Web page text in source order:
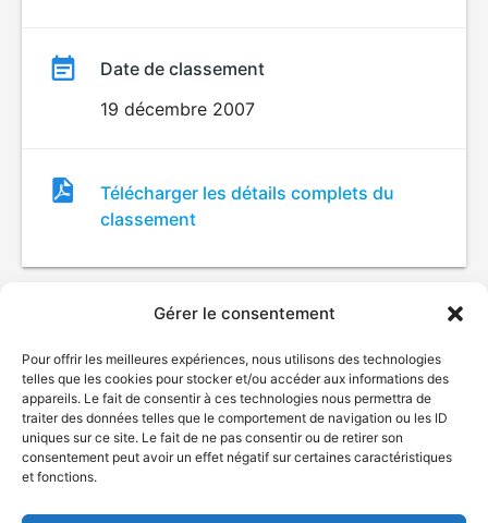
Gérer le consentement
Pour offrir les meilleures expériences, nous utilisons des technologies
telles que les cookies pour stocker et/ou accéder aux informations des
appareils. Le fait de consentir à ces technologies nous permettra de
traiter des données telles que le comportement de navigation ou les ID
uniques sur ce site. Le fait de ne pas consentir ou de retirer son
consentement peut avoir un effet négatif sur certaines caractéristiques
et fonctions.
Date de classement
19 décembre 2007
Fichier
de
classement
Télécharger les détails complets du
classement
© Gouvernement du Québec, 2026
Plan du site